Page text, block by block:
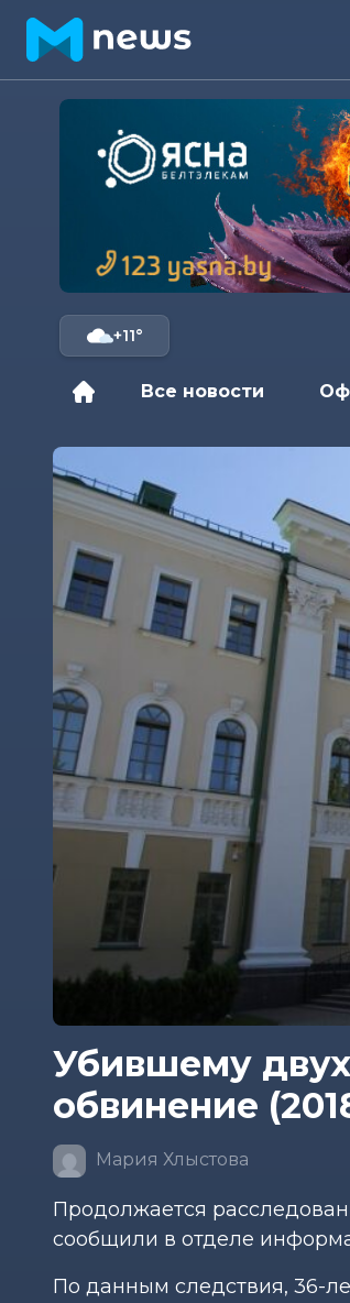
+11°
Все новости
Убившему
обвинение
Мария Хлыстова
Продолжается
сообщили в отделе
По данным следствия, 36-